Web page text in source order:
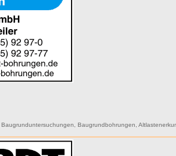
,Baugrunduntersuchungen ,Baugrundbohrungen ,